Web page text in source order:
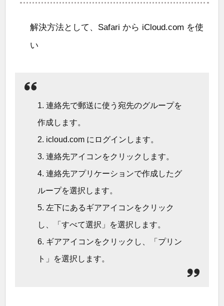
解決方法として、Safari から iCloud.com を使
い
1. 連絡先で郵送に使う宛先のグループを
作成します。
2. icloud.com にログインします。
3. 連絡先アイコンをクリックします。
4. 連絡先アプリケーションで作成したグ
ループを選択します。
5. 左下にあるギアアイコンをクリック
し、「すべて選択」を選択します。
6. ギアアイコンをクリックし、「プリン
ト」を選択します。